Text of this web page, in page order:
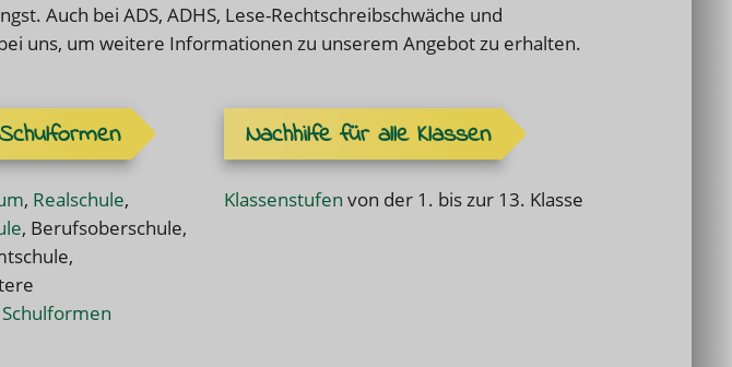
Auch bei ADS, ADHS, Lese-Rechtschreibschwäche und
uns, um weitere Informationen zu unserem Angebot zu erhalten.
, Realschule,
, Berufsoberschule,
Schulformen
Nachhilfe für alle Klassen
Klassenstufen von der 1. bis zur 13. Klasse